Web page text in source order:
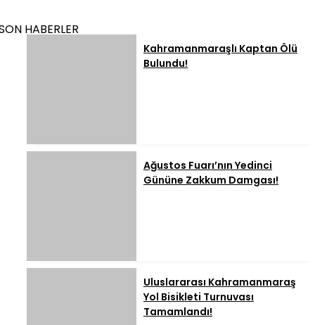
HABERLER
Kahramanmaraşlı Kaptan Ölü
Bulundu!
Ağustos Fuarı’nın Yedinci
Gününe Zakkum Damgası!
Uluslararası Kahramanmaraş
Yol Bisikleti Turnuvası
Tamamlandı!